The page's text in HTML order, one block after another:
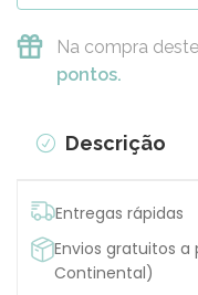
Na compra
pontos.
Descrição
Entregas rápidas
Envios gratuitos
Continental)